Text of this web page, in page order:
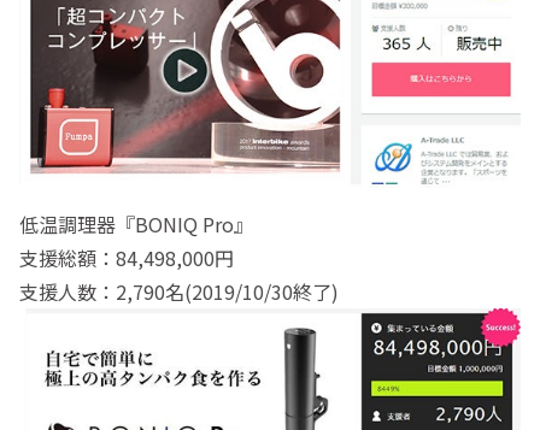
低温調理器『BONIQ Pro』
支援総額：84,498,000円
支援人数：2,790名(2019/10/30終了)